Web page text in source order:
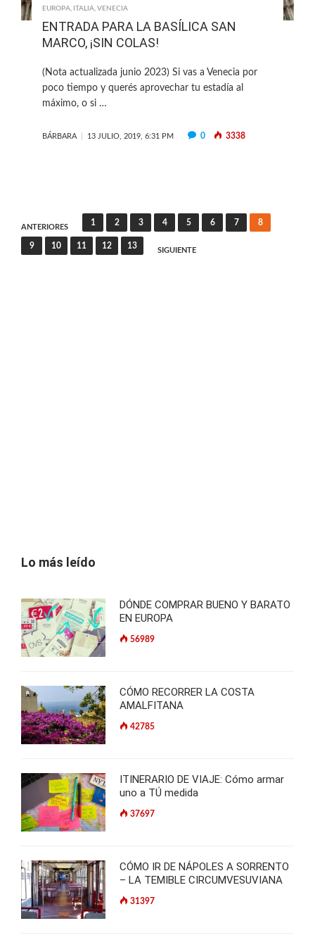
EUROPA, ITALIA, VENECIA
ENTRADA PARA LA BASÍLICA SAN
MARCO, ¡SIN COLAS!
(Nota actualizada junio 2023) Si vas a Venecia por
poco tiempo y querés aprovechar tu estadía al
máximo, o si …
BÁRBARA 13 JULIO, 2019, 6:31 PM 0 3338
Paginación
de
ANTERIORES
1 2 3 4 5 6 7 8
9 10 11 12 13
SIGUIENTE
Lo más leído
DÓNDE COMPRAR BUENO Y BARATO
EN EUROPA
56989
CÓMO RECORRER LA COSTA
AMALFITANA
42785
ITINERARIO DE VIAJE: Cómo armar
uno a TÚ medida
37697
CÓMO IR DE NÁPOLES A SORRENTO
– LA TEMIBLE CIRCUMVESUVIANA
31397